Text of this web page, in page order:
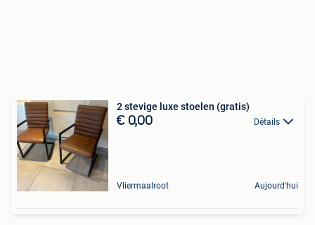
2 stevige luxe stoelen (gratis)
€ 0,00 Détails
Vliermaalroot Aujourd'hui